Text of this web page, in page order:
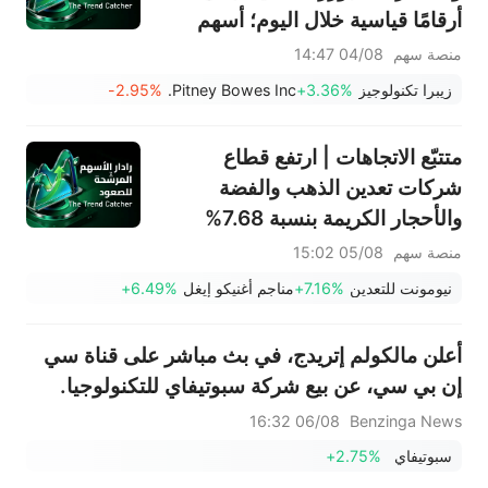
أرقامًا قياسية خلال اليوم؛ أسهم
PRLB (+7.34%) وWSM
(+3.33%) تقود 4 اختراقات يومية؛
منصة سهم
04/08 14:47
زيبرا تكنولوجيز +3.36%
Pitney Bowes Inc.
-2.95%
متتبّع الاتجاهات | ارتفع قطاع
شركات تعدين الذهب والفضة
والأحجار الكريمة بنسبة 7.68%
سجل سهما TVTX (+16.88%)
(+3.87%) وTPR (+2.8%) ضمن
خمسة أسهم تختبر مستويات
اختراق
منصة سهم
05/08 15:02
نيومونت للتعدين +7.16%مناجم أغنيكو إيغل +6.49%
أعلن مالكولم إتريدج، في بث مباشر على قناة سي
إن بي سي، عن بيع شركة سبوتيفاي للتكنولوجيا.
Benzinga News
06/08 16:32
سبوتيفاي
+2.75%